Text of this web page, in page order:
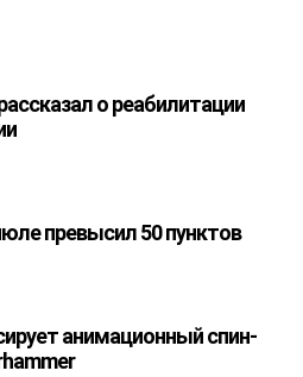
о реабилитации
превысил 50 пунктов
анимационный спин-